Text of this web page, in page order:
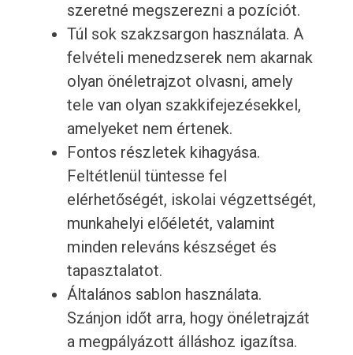
szeretné megszerezni a pozíciót.
Túl sok szakzsargon használata. A
felvételi menedzserek nem akarnak
olyan önéletrajzot olvasni, amely
tele van olyan szakkifejezésekkel,
amelyeket nem értenek.
Fontos részletek kihagyása.
Feltétlenül tüntesse fel
elérhetőségét, iskolai végzettségét,
munkahelyi előéletét, valamint
minden releváns készséget és
tapasztalatot.
Általános sablon használata.
Szánjon időt arra, hogy önéletrajzát
a megpályázott álláshoz igazítsa.